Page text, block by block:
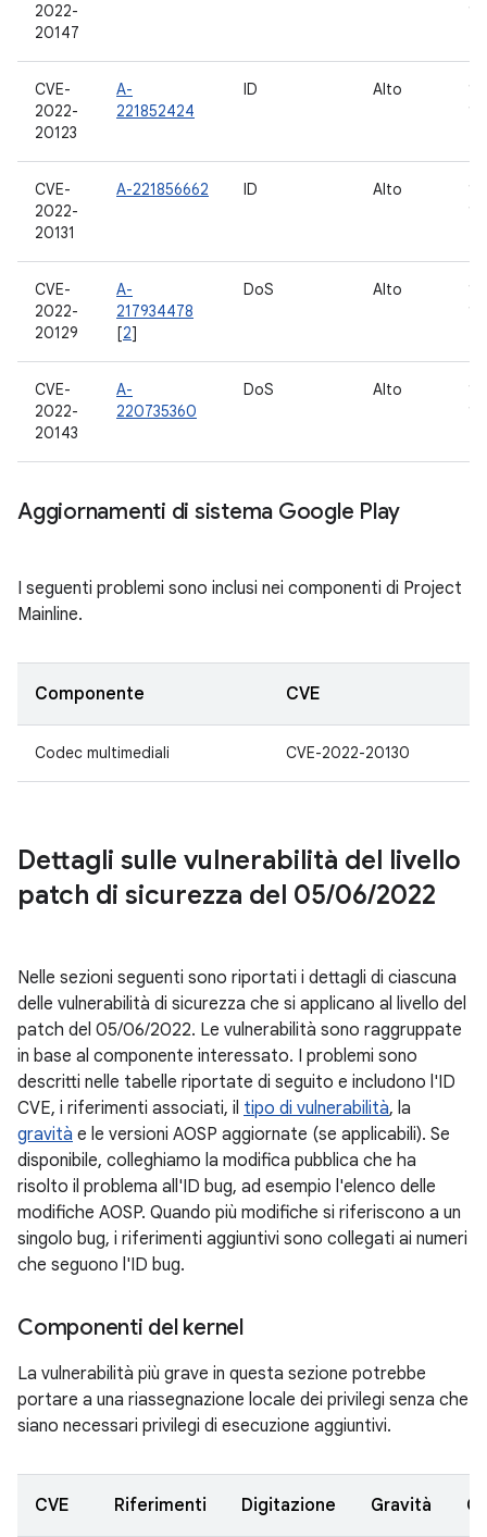
2022-
20147
CVE-
2022-
20123
A-
221852424
ID Alto
CVE-
2022-
20131
A-221856662 ID Alto
CVE-
2022-
20129
A-
217934478
[2]
DoS Alto
CVE-
2022-
20143
A-
220735360
DoS Alto
Aggiornamenti di sistema Google Play
I seguenti problemi sono inclusi nei componenti di Project
Mainline.
Componente CVE
Codec multimediali CVE-2022-20130
Dettagli sulle vulnerabilità del livello
patch di sicurezza del 05/06/2022
Nelle sezioni seguenti sono riportati i dettagli di ciascuna
delle vulnerabilità di sicurezza che si applicano al livello del
patch del 05/06/2022. Le vulnerabilità sono raggruppate
in base al componente interessato. I problemi sono
descritti nelle tabelle riportate di seguito e includono l'ID
CVE, i riferimenti associati, il tipo di vulnerabilità, la
gravità e le versioni AOSP aggiornate (se applicabili). Se
disponibile, colleghiamo la modifica pubblica che ha
risolto il problema all'ID bug, ad esempio l'elenco delle
modifiche AOSP. Quando più modifiche si riferiscono a un
singolo bug, i riferimenti aggiuntivi sono collegati ai numeri
che seguono l'ID bug.
Componenti del kernel
La vulnerabilità più grave in questa sezione potrebbe
portare a una riassegnazione locale dei privilegi senza che
siano necessari privilegi di esecuzione aggiuntivi.
CVE Riferimenti Digitazione Gravità